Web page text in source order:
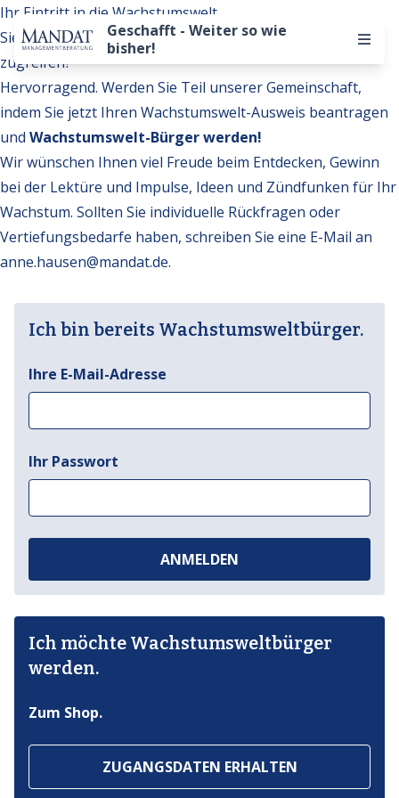
Geschafft - Weiter so wie
bisher!
Ihr Eintritt in die Wachstumswelt
Sie möchten auf weitere Inhalte der Wachstumswelt
zugreifen?
Hervorragend. Werden Sie Teil unserer Gemeinschaft,
indem Sie jetzt Ihren Wachstumswelt-Ausweis beantragen
und Wachstumswelt-Bürger werden!
Wir wünschen Ihnen viel Freude beim Entdecken, Gewinn
bei der Lektüre und Impulse, Ideen und Zündfunken für Ihr
Wachstum. Sollten Sie individuelle Rückfragen oder
Vertiefungsbedarfe haben, schreiben Sie eine E-Mail an
anne.hausen@mandat.de.
Ich bin bereits Wachstumsweltbürger.
Ihre E-Mail-Adresse
Ihr Passwort
ANMELDEN
Ich möchte Wachstumsweltbürger
werden.
Zum Shop.
ZUGANGSDATEN ERHALTEN